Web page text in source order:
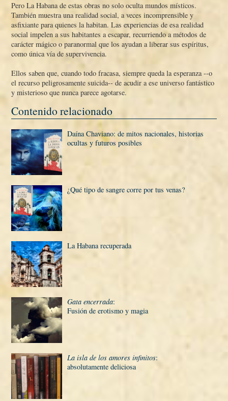
Pero La Habana de estas obras no solo oculta mundos mí­sticos.
También muestra una realidad social, a veces incomprensible y
asfixiante para quienes la habitan. Las experiencias de esa realidad
social impelen a sus habitantes a escapar, recurriendo a métodos de
carácter mágico o paranormal que los ayudan a liberar sus espí­ritus,
como única ví­a de supervivencia.
Ellos saben que, cuando todo fracasa, siempre queda la esperanza --o
el recurso peligrosamente suicida-- de acudir a ese universo fantástico
y misterioso que nunca parece agotarse.
Contenido relacionado
Daí­na Chaviano: de mitos nacionales, historias
ocultas y futuros posibles
¿Qué tipo de sangre corre por tus venas?
La Habana recuperada
Gata encerrada:
Fusión de erotismo y magia
La isla de los amores infinitos:
absolutamente deliciosa